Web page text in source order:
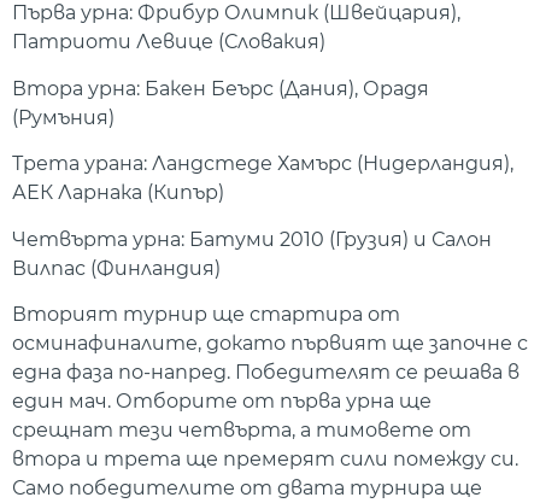
Първа урна: Фрибур Олимпик (Швейцария),
Патриоти Левице (Словакия)
Втора урна: Бакен Беърс (Дания), Орадя
(Румъния)
Трета урана: Ландстеде Хамърс (Нидерландия),
АЕК Ларнака (Кипър)
Четвърта урна: Батуми 2010 (Грузия) и Салон
Вилпас (Финландия)
Вторият турнир ще стартира от
осминафиналите, докато първият ще започне с
една фаза по-напред. Победителят се решава в
един мач. Отборите от първа урна ще
срещнат тези четвърта, а тимовете от
втора и трета ще премерят сили помежду си.
Само победителите от двата турнира ще